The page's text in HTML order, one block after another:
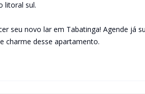
litoral sul.
seu novo lar em Tabatinga! Agende já
charme desse apartamento.